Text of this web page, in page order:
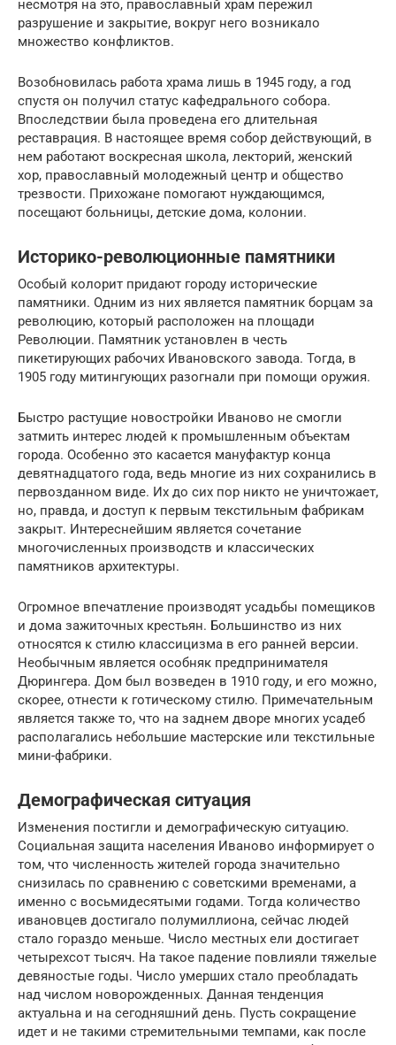
несмотря на это, православный храм пережил
разрушение и закрытие, вокруг него возникало
множество конфликтов.
Возобновилась работа храма лишь в 1945 году, а год
спустя он получил статус кафедрального собора.
Впоследствии была проведена его длительная
реставрация. В настоящее время собор действующий, в
нем работают воскресная школа, лекторий, женский
хор, православный молодежный центр и общество
трезвости. Прихожане помогают нуждающимся,
посещают больницы, детские дома, колонии.
Историко-революционные памятники
Особый колорит придают городу исторические
памятники. Одним из них является памятник борцам за
революцию, который расположен на площади
Революции. Памятник установлен в честь
пикетирующих рабочих Ивановского завода. Тогда, в
1905 году митингующих разогнали при помощи оружия.
Быстро растущие новостройки Иваново не смогли
затмить интерес людей к промышленным объектам
города. Особенно это касается мануфактур конца
девятнадцатого года, ведь многие из них сохранились в
первозданном виде. Их до сих пор никто не уничтожает,
но, правда, и доступ к первым текстильным фабрикам
закрыт. Интереснейшим является сочетание
многочисленных производств и классических
памятников архитектуры.
Огромное впечатление производят усадьбы помещиков
и дома зажиточных крестьян. Большинство из них
относятся к стилю классицизма в его ранней версии.
Необычным является особняк предпринимателя
Дюрингера. Дом был возведен в 1910 году, и его можно,
скорее, отнести к готическому стилю. Примечательным
является также то, что на заднем дворе многих усадеб
располагались небольшие мастерские или текстильные
мини-фабрики.
Демографическая ситуация
Изменения постигли и демографическую ситуацию.
Социальная защита населения Иваново информирует о
том, что численность жителей города значительно
снизилась по сравнению с советскими временами, а
именно с восьмидесятыми годами. Тогда количество
ивановцев достигало полумиллиона, сейчас людей
стало гораздо меньше. Число местных ели достигает
четырехсот тысяч. На такое падение повлияли тяжелые
девяностые годы. Число умерших стало преобладать
над числом новорожденных. Данная тенденция
актуальна и на сегодняшний день. Пусть сокращение
идет и не такими стремительными темпами, как после